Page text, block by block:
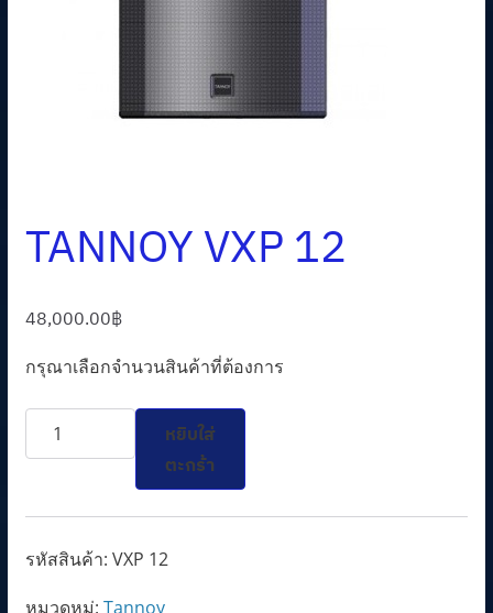
TANNOY VXP 12
48,000.00฿
กรุณาเลือกจำนวนสินค้าที่ต้องการ
จำนวน
TANNOY
12
ชิ้น
หยิบใส่
ตะกร้า
รหัสสินค้า: VXP 12
หมวดหมู่: Tannoy